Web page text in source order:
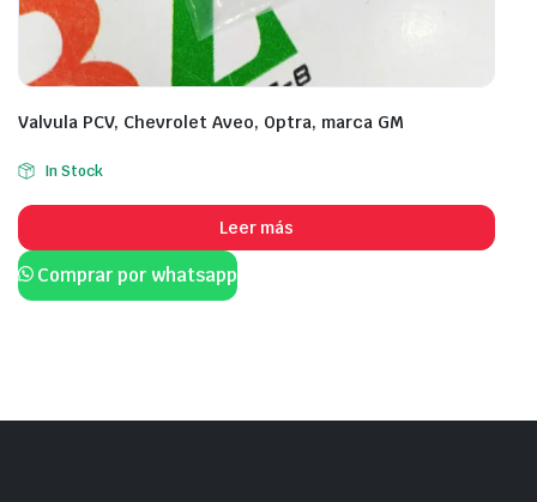
Valvula PCV, Chevrolet Aveo, Optra, marca GM
In Stock
Leer más
Comprar por whatsapp